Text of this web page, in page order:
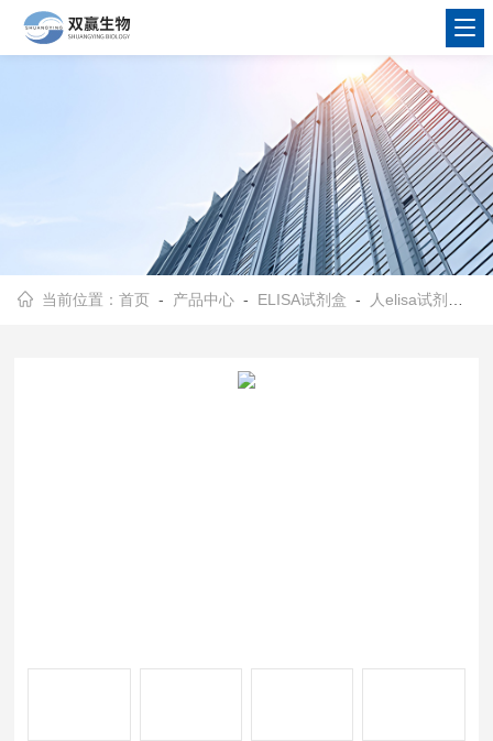
当前位置：首页 - 产品中心 - ELISA试剂盒 - 人elisa试剂盒